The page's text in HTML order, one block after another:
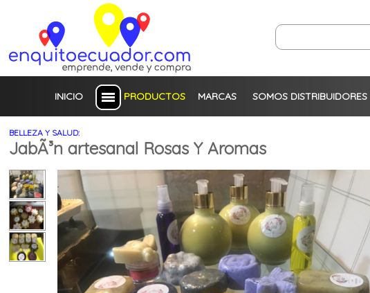
INICIO PRODUCTOS MARCAS SOMOS DISTRIBUIDORES
BELLEZA Y SALUD:
JabÃ³n artesanal Rosas Y Aromas